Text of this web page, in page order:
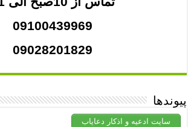
09100439969
09028201829
پیوندها
سایت ادعیه و اذکار دعایاب